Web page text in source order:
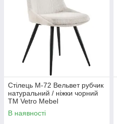
Стілець M-72 Вельвет рубчик
натуральний / ніжки чорний
TM Vetro Mebel
В наявності